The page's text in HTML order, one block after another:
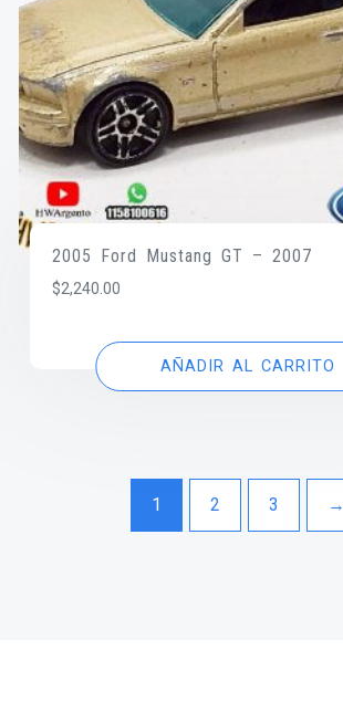
2005 Ford Mustang GT – 2007
$2,240.00
AÑADIR AL CARRITO
1 2 3 →